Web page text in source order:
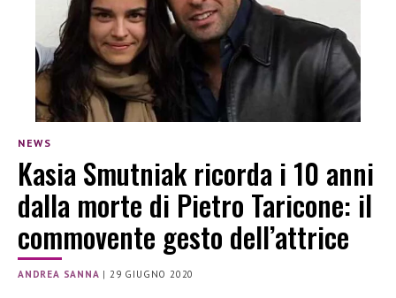
NEWS
Kasia Smutniak ricorda i 10 anni
dalla morte di Pietro Taricone: il
commovente gesto dell’attrice
ANDREA SANNA |29 GIUGNO 2020